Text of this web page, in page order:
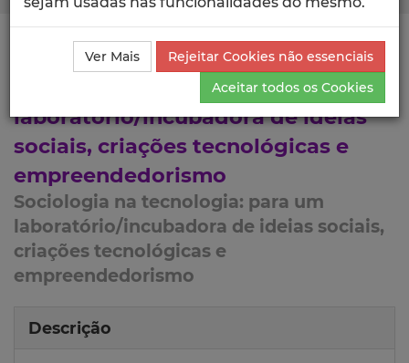
Ciência_Iscte Lista de Projetos Projeto
Sociologia na tecnologia: para um
laboratório/incubadora de ideias
sociais, criações tecnológicas e
empreendedorismo
Sociologia na tecnologia: para um
laboratório/incubadora de ideias sociais,
criações tecnológicas e
empreendedorismo
Descrição
Ver Mais
Rejeitar Cookies não essenciais
Aceitar todos os Cookies